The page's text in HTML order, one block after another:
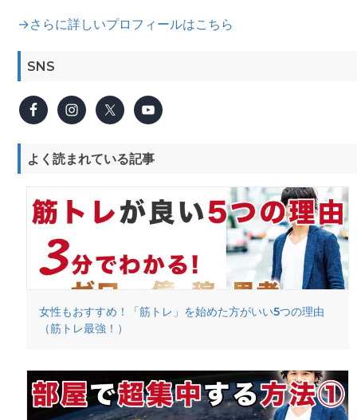
→さらに詳しいプロフィールはこちら
SNS
よく読まれている記事
女性もおすすめ！「筋トレ」を始めた方がいい5つの理由
（筋トレ最強！）